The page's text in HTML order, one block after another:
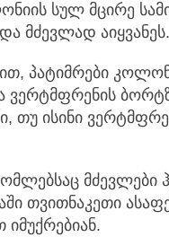
სულ მცირე
მძევლად აიყვანეს.
პატიმრები
ვერტმფრენის
თუ ისინი
მძევლები
თვითნაკეთი
იმუქრებიან.